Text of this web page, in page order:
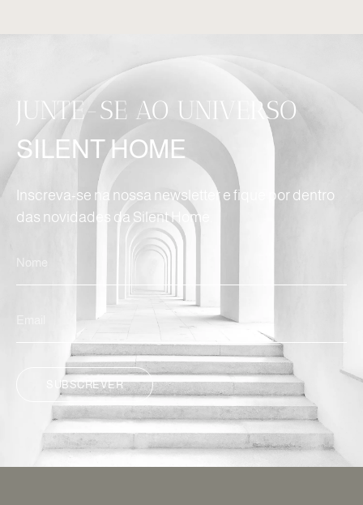
JUNTE-SE AO UNIVERSO
SILENT HOME
Inscreva-se na nossa newsletter e fique por dentro
das novidades da Silent Home.
SUBSCREVER